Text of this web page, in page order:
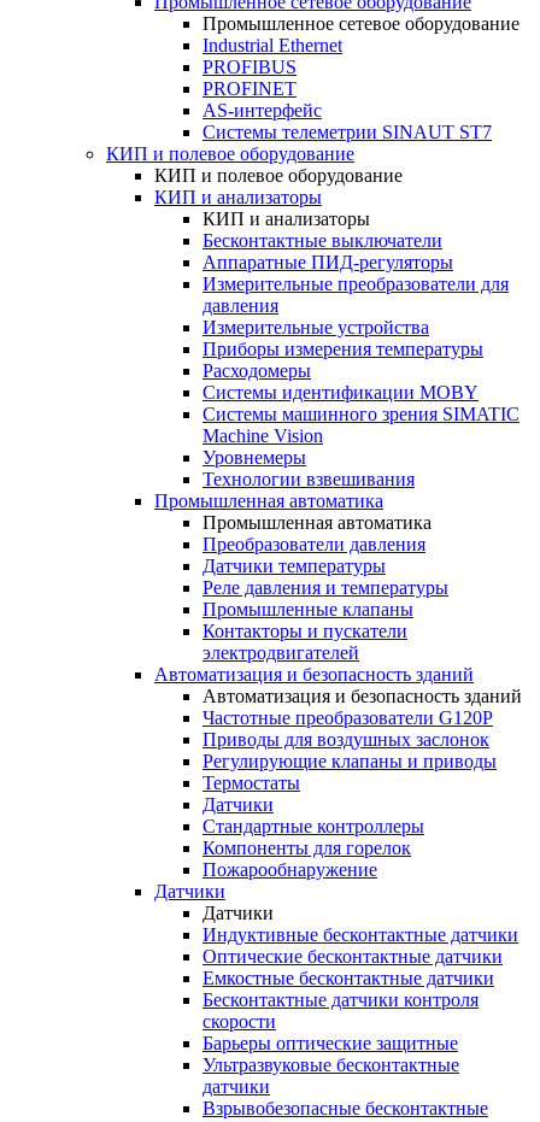
Промышленное сетевое оборудование
Industrial Ethernet
PROFIBUS
PROFINET
AS-интерфейс
Системы телеметрии SINAUT ST7
КИП и полевое оборудование
КИП и полевое оборудование
КИП и анализаторы
КИП и анализаторы
Бесконтактные выключатели
Аппаратные ПИД-регуляторы
Измерительные преобразователи для
давления
Измерительные устройства
Приборы измерения температуры
Расходомеры
Системы идентификации MOBY
Системы машинного зрения SIMATIC
Machine Vision
Уровнемеры
Технологии взвешивания
Промышленная автоматика
Промышленная автоматика
Преобразователи давления
Датчики температуры
Реле давления и температуры
Промышленные клапаны
Контакторы и пускатели
электродвигателей
Автоматизация и безопасность зданий
Автоматизация и безопасность зданий
Частотные преобразователи G120P
Приводы для воздушных заслонок
Регулирующие клапаны и приводы
Термостаты
Датчики
Стандартные контроллеры
Компоненты для горелок
Пожарообнаружение
Датчики
Датчики
Индуктивные бесконтактные датчики
Оптические бесконтактные датчики
Емкостные бесконтактные датчики
Бесконтактные датчики контроля
скорости
Барьеры оптические защитные
Ультразвуковые бесконтактные
датчики
Взрывобезопасные бесконтактные